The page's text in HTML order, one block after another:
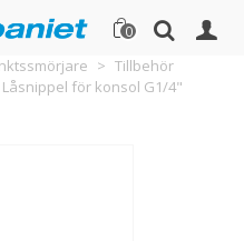
0
> Tillbehör
Låsnippel för konsol G1/4"